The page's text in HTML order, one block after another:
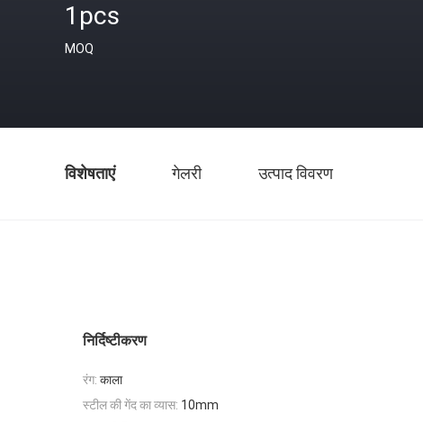
1pcs
MOQ
विशेषताएं गेलरी उत्पाद विवरण
निर्दिष्टीकरण
रंग: काला
स्टील की गेंद का व्यास: 10mm